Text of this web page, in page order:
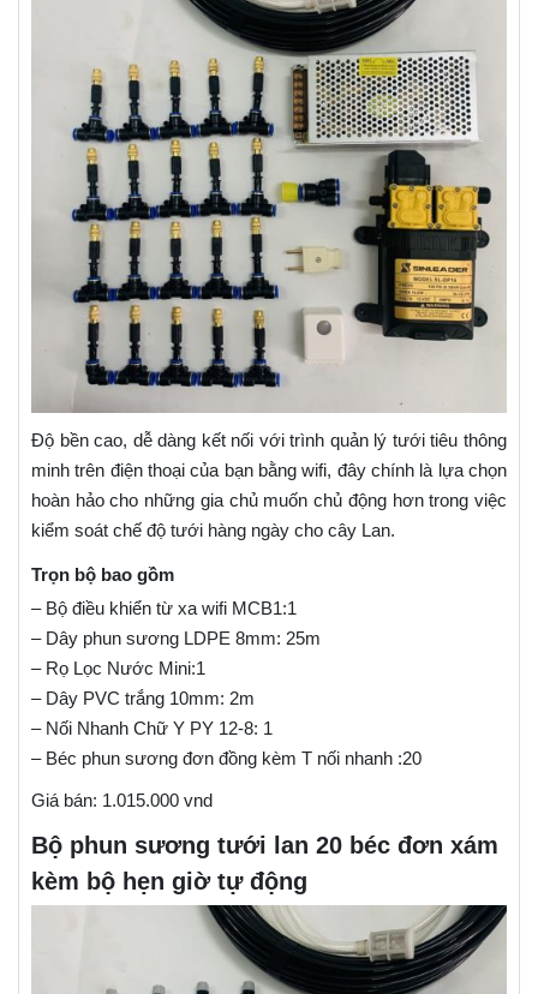
Độ bền cao, dễ dàng kết nối với trình quản lý tưới tiêu thông
minh trên điện thoại của bạn bằng wifi, đây chính là lựa chọn
hoàn hảo cho những gia chủ muốn chủ động hơn trong việc
kiểm soát chế độ tưới hàng ngày cho cây Lan.
Trọn bộ bao gồm
– Bộ điều khiển từ xa wifi MCB1:1
– Dây phun sương LDPE 8mm: 25m
– Rọ Lọc Nước Mini:1
– Dây PVC trắng 10mm: 2m
– Nối Nhanh Chữ Y PY 12-8: 1
– Béc phun sương đơn đồng kèm T nối nhanh :20
Giá bán: 1.015.000 vnd
Bộ phun sương tưới lan 20 béc đơn xám
kèm bộ hẹn giờ tự động